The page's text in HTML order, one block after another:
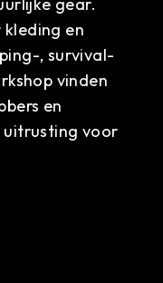
gear.
en
, survival-
vinden
en
uitrusting voor